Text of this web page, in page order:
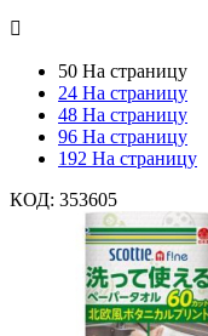

50 На страницу
24 На страницу
48 На страницу
96 На страницу
192 На страницу
КОД: 353605